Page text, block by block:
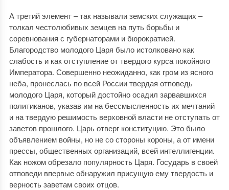
А третий элемент – так называли земских служащих –
толкал честолюбивых земцев на путь борьбы и
соревнования с губернаторами и бюрократией.
Благородство молодого Царя было истолковано как
слабость и как отступление от твердого курса покойного
Императора. Совершенно неожиданно, как гром из ясного
неба, пронеслась по всей России твердая отповедь
молодого Царя, который достойно осадил зарвавшихся
политиканов, указав им на бессмысленность их мечтаний
и на твердую решимость верховной власти не отступать от
заветов прошлого. Царь отверг конституцию. Это было
объявлением войны, но не со стороны короны, а от имени
прессы, общественных организаций, всей интеллигенции.
Как ножом обрезало популярность Царя. Государь в своей
отповеди впервые обнаружил присущую ему твердость и
верность заветам своих отцов.